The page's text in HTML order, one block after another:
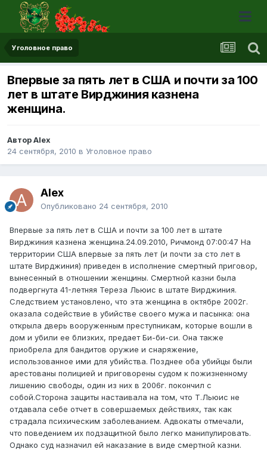
Уголовное право
Впервые за пять лет в США и почти за 100
лет в штате Вирджиния казнена
женщина.
Автор Alex
24 сентября, 2010 в Уголовное право
Alex
Опубликовано 24 сентября, 2010
Впервые за пять лет в США и почти за 100 лет в штате
Вирджиния казнена женщина.24.09.2010, Ричмонд 07:00:47 На
территории США впервые за пять лет (и почти за сто лет в
штате Вирджиния) приведен в исполнение смертный приговор,
вынесенный в отношении женщины. Смертной казни была
подвергнута 41-летняя Тереза Льюис в штате Вирджиния.
Следствием установлено, что эта женщина в октябре 2002г.
оказала содействие в убийстве своего мужа и пасынка: она
открыла дверь вооруженным преступникам, которые вошли в
дом и убили ее близких, предает Би-би-си. Она также
приобрела для бандитов оружие и снаряжение,
использованное ими для убийства. Позднее оба убийцы были
арестованы полицией и приговорены судом к пожизненному
лишению свободы, один из них в 2006г. покончил с
собой.Сторона защиты настаивала на том, что Т.Льюис не
отдавала себе отчет в совершаемых действиях, так как
страдала психическим заболеванием. Адвокаты отмечали,
что поведением их подзащитной было легко манипулировать.
Однако суд назначил ей наказание в виде смертной казни.